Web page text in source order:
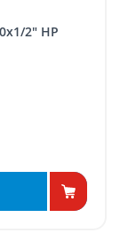
2" НР